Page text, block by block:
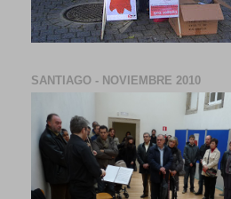
SANTIAGO - NOVIEMBRE 2010